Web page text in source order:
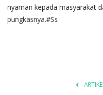
nyaman kepada masyarakat
pungkasnya.#Ss